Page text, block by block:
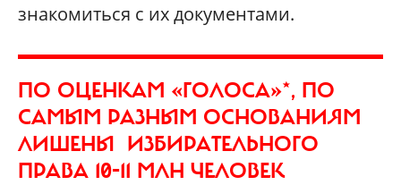
знакомиться с их документами.
ПО ОЦЕНКАМ «ГОЛОСА»‎*, ПО
САМЫМ РАЗНЫМ ОСНОВАНИЯМ
ЛИШЕНЫ ИЗБИРАТЕЛЬНОГО
ПРАВА 10-11 МЛН ЧЕЛОВЕК